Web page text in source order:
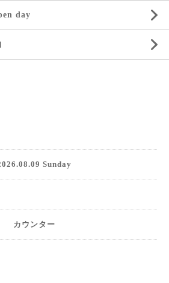
day
Sunday
カウンター